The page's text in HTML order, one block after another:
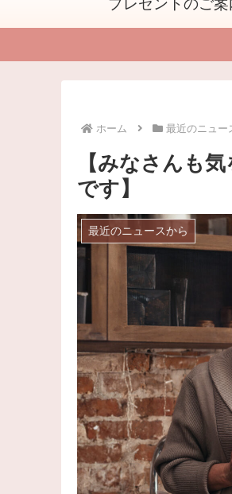
プレゼントのご案
ホーム 最近のニュー
【みなさんも
です】
最近のニュースから